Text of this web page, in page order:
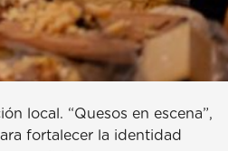
local. “Quesos en escena”,
fortalecer la identidad